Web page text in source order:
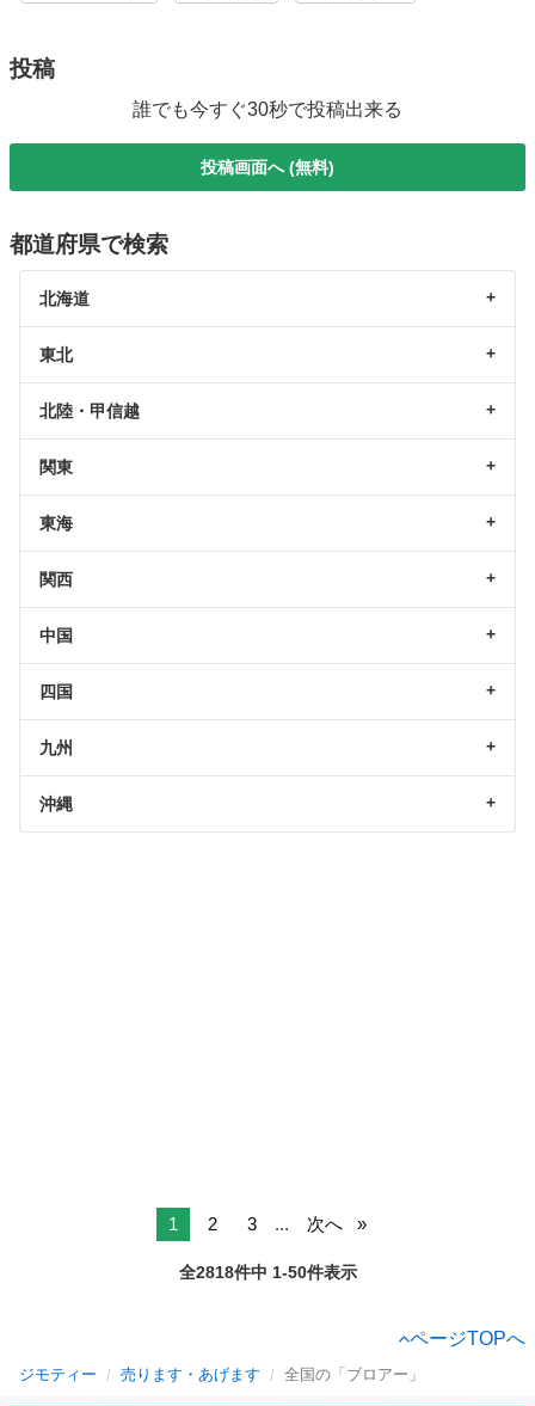
投稿
誰でも今すぐ30秒で投稿出来る
投稿画面へ (無料)
都道府県で検索
北海道
東北
北陸・甲信越
関東
東海
関西
中国
四国
九州
沖縄
1 2 3 ... 次へ
全2818件中 1-50件表示
ページTOPへ
ジモティー 売ります・あげます 全国の「ブロアー」